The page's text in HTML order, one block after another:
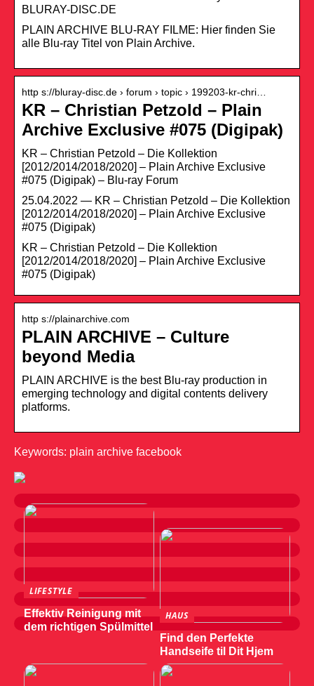
BLURAY-DISC.DE
PLAIN ARCHIVE BLU-RAY FILME: Hier finden Sie
alle Blu-ray Titel von Plain Archive.
http s://bluray-disc.de › forum › topic › 199203-kr-chri…
KR – Christian Petzold – Plain
Archive Exclusive #075 (Digipak)
KR – Christian Petzold – Die Kollektion
[2012/2014/2018/2020] – Plain Archive Exclusive
#075 (Digipak) – Blu-ray Forum
25.04.2022 — KR – Christian Petzold – Die Kollektion
[2012/2014/2018/2020] – Plain Archive Exclusive
#075 (Digipak)
KR – Christian Petzold – Die Kollektion
[2012/2014/2018/2020] – Plain Archive Exclusive
#075 (Digipak)
http s://plainarchive.com
PLAIN ARCHIVE – Culture
beyond Media
PLAIN ARCHIVE is the best Blu-ray production in
emerging technology and digital contents delivery
platforms.
Keywords: plain archive facebook
LIFESTYLE
Effektiv Reinigung mit
dem richtigen Spülmittel
HAUS
Find den Perfekte
Handseife til Dit Hjem